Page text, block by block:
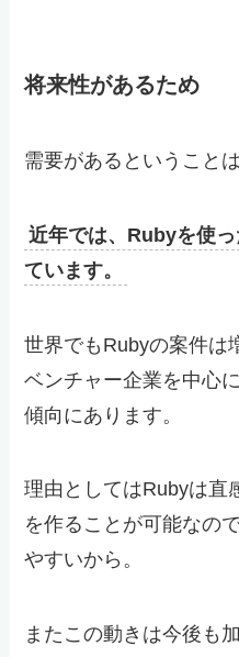
将来性があるため
需要があるということ
近年では、Rubyを使
ています。
世界でもRubyの案件は
ベンチャー企業を中心
傾向にあります。
理由としてはRubyは直
を作ることが可能なの
やすいから。
またこの動きは今後も